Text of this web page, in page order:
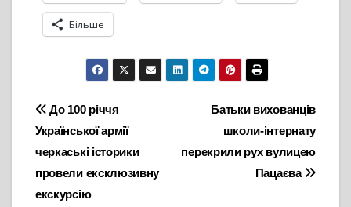
Більше
Навігація
записів
Батьки вихованців
школи-інтернату
перекрили рух вулицею
Пацаєва
До 100 річчя
Української армії
черкаські історики
провели ексклюзивну
екскурсію